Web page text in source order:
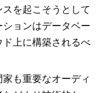
を起こそうとして
ョンはデータベー
上に構築されるべ
も重要なオーディ